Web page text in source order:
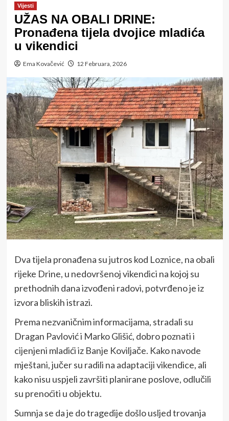
Vijesti
UŽAS NA OBALI DRINE:
Pronađena tijela dvojice mladića
u vikendici
Ema Kovačević 12 Februara, 2026
Dva tijela pronađena su jutros kod Loznice, na obali
rijeke Drine, u nedovršenoj vikendici na kojoj su
prethodnih dana izvođeni radovi, potvrđeno je iz
izvora bliskih istrazi.
Prema nezvaničnim informacijama, stradali su
Dragan Pavlović i Marko Glišić, dobro poznati i
cijenjeni mladići iz Banje Koviljače. Kako navode
mještani, jučer su radili na adaptaciji vikendice, ali
kako nisu uspjeli završiti planirane poslove, odlučili
su prenoćiti u objektu.
Sumnja se da je do tragedije došlo usljed trovanja